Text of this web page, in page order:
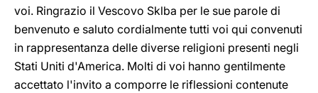
voi. Ringrazio il Vescovo Sklba per le sue parole di
benvenuto e saluto cordialmente tutti voi qui convenuti
in rappresentanza delle diverse religioni presenti negli
Stati Uniti d'America. Molti di voi hanno gentilmente
accettato l'invito a comporre le riflessioni contenute